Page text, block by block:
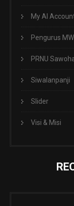
My AI
Pengurus
PRNU
Siwalanpanji
Slider
Visi & Misi